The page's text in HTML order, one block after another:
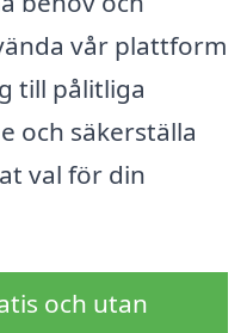
vår plattform
till pålitliga
och säkerställa
val för din
och utan